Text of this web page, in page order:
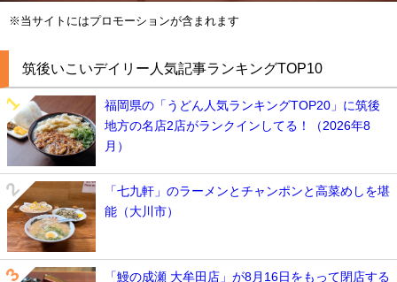
※当サイトにはプロモーションが含まれます
筑後いこいデイリー人気記事ランキングTOP10
福岡県の「うどん人気ランキングTOP20」に筑後
地方の名店2店がランクインしてる！（2026年8
月）
「七九軒」のラーメンとチャンポンと高菜めしを堪
能（大川市）
「鰻の成瀬 大牟田店」が8月16日をもって閉店する